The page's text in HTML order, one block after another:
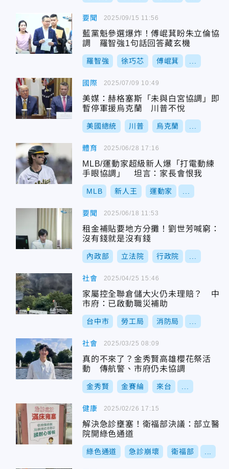
要聞
藍黨魁參選爆炸！傅崐萁盼朱立倫協
調 羅智強1句話回答藏玄機
羅智強 徐巧芯 傅崐萁
2025/09/15 11:56
國際
美媒：赫格塞斯「未與白宮協調」即
暫停軍援烏克蘭 川普不悅
美國總統 川普 烏克蘭
2025/07/09 10:49
體育
MLB/運動家超級新人爆「打電動練
手眼協調」 坦言：家長會恨我
MLB 新人王 運動家
2025/06/28 17:16
要聞
租金補貼要地方分攤！劉世芳喊窮：
沒有錢就是沒有錢
內政部 立法院 行政院
2025/06/18 11:53
社會
家屬控全聯倉儲大火仍未理賠？ 中
市府：已啟動職災補助
台中市 勞工局 消防局
2025/04/25 15:46
社會
真的不來了？金秀賢高雄櫻花祭活
動 傳航警、市府仍未協調
金秀賢 金賽綸 來台
2025/03/25 08:09
健康
解決急診壅塞！衛福部決議：部立醫
院開綠色通道
綠色通道 急診崩壞 衛福部
2025/02/26 17:15